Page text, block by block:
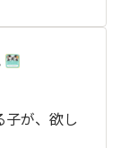
子が、欲し